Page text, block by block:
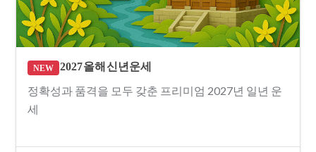
NEW 2027 올해 신년운세
정확성과 품격을 모두 갖춘 프리미엄 2027년 일년 운
세